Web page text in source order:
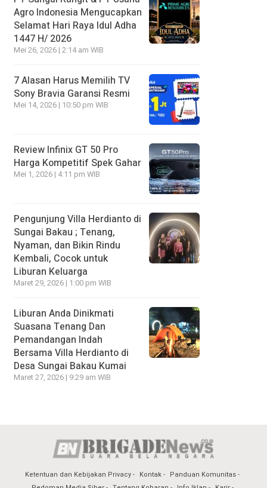
Agro Indonesia Mengucapkan
Selamat Hari Raya Idul Adha
1447 H/ 2026
Mei 26, 2026 | 2:14 am WIB
7 Alasan Harus Memilih TV
Sony Bravia Garansi Resmi
Mei 14, 2026 | 10:50 pm WIB
Review Infinix GT 50 Pro
Harga Kompetitif Spek Gahar
Mei 1, 2026 | 4:11 pm WIB
Pengunjung Villa Herdianto di
Sungai Bakau ; Tenang,
Nyaman, dan Bikin Rindu
Kembali, Cocok untuk
Liburan Keluarga
Maret 29, 2026 | 1:00 pm WIB
Liburan Anda Dinikmati
Suasana Tenang Dan
Pemandangan Indah
Bersama Villa Herdianto di
Desa Sungai Bakau Kumai
Maret 27, 2026 | 9:29 am WIB
Ketentuan dan Kebijakan Privacy Kontak
Panduan Komunitas